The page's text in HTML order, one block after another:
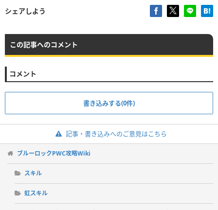
シェアしよう
この記事へのコメント
コメント
書き込みする(0件)
記事・書き込みへのご意見はこちら
ブルーロックPWC攻略Wiki
スキル
虹スキル